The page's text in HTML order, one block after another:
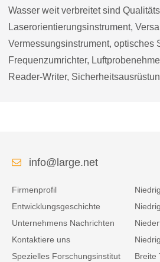
Wasser weit verbreitet sind
Laserorientierungsinstrument,
Vermessungsinstrument, optisches
Frequenzumrichter,
Reader-Writer,
info@large.net
Firmenprofil
Entwicklungsgeschichte
Unternehmens Nachrichten
Kontaktiere uns
Spezielles Forschungsinstitut
Breite